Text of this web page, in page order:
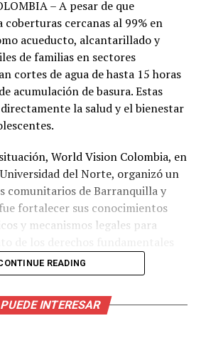
– A pesar de que
cercanas al 99% en
acueducto, alcantarillado y
de familias en sectores
cortes de agua de hasta 15 horas
acumulación de basura. Estas
la salud y el bienestar
World Vision Colombia, en
del Norte, organizó un
comunitarios de Barranquilla y
fortalecer sus conocimientos
y mecanismos legales para
cobertura y
READING
INTERESAR